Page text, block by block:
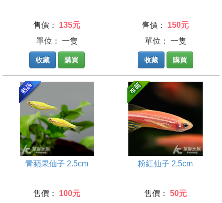
售價：
135元
單位： 一隻
收藏 購買
售價：
150元
單位： 一隻
收藏 購買
青蘋果仙子 2.5cm
售價：
100元
粉紅仙子 2.5cm
售價：
50元